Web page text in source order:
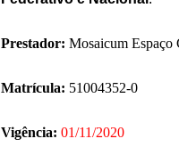
Prestador: Mosaicum Espaço
Matrícula: 51004352-0
Vigência: 01/11/2020